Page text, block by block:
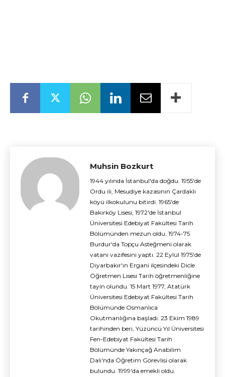
Muhsin Bozkurt
1944 yılında İstanbul'da doğdu. 1955'de
Ordu ili, Mesudiye kazasının Çardaklı
köyü ilkokulunu bitirdi. 1965'de
Bakırköy Lisesi, 1972'de İstanbul
Üniversitesi Edebiyat Fakültesi Tarih
Bölümünden mezun oldu. 1974-75
Burdur'da Topçu Asteğmeni olarak
vatani vazifesini yaptı. 22 Eylül 1975'de
Diyarbakır'ın Ergani ilçesindeki Dicle
Öğretmen Lisesi Tarih öğretmenliğine
tayin olundu. 15 Mart 1977, Atatürk
Üniversitesi Edebiyat Fakültesi Tarih
Bölümünde Osmanlıca
Okutmanlığına başladı. 23 Ekim 1989
tarihinden beri, Yüzüncü Yıl Üniversitesi
Fen-Edebiyat Fakültesi Tarih
Bölümünde Yakınçağ Anabilim
Dalı'nda Öğretim Görevlisi olarak
bulundu. 1999'da emekli oldu.